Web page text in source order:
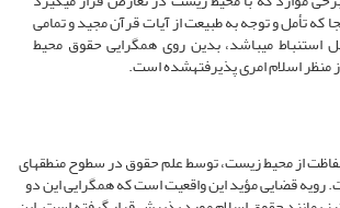
که تأمل و توجه به طبیعت از آیات قرآن مجید و تمامی
استنباط می­باشد، بدین روی همگرایی حقوق محیط
اسلام امری پذیرفته­شده است.
از محیط زیست، ‌توسط علم حقوق در سطوح منطقه­ای
رویه قضایی مؤید این واقعیت است که همگرایی این دو